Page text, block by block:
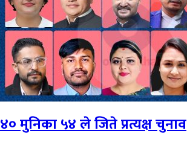
४० मुनिका ५४ ले जिते प्रत्यक्ष चुनाव